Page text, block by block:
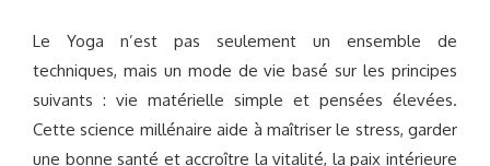
Le Yoga n’est pas seulement un ensemble de
techniques, mais un mode de vie basé sur les principes
suivants : vie matérielle simple et pensées élevées.
Cette science millénaire aide à maîtriser le stress, garder
une bonne santé et accroître la vitalité, la paix intérieure